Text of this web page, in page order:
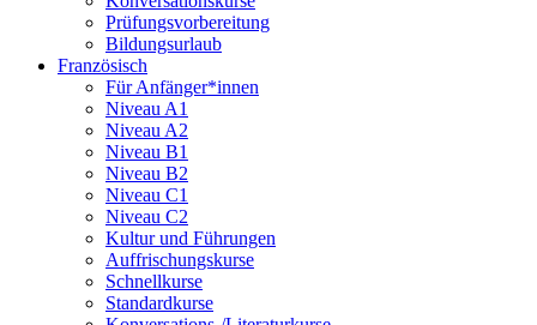
Prüfungsvorbereitung
Bildungsurlaub
Französisch
Für Anfänger*innen
Niveau A1
Niveau A2
Niveau B1
Niveau B2
Niveau C1
Niveau C2
Kultur und Führungen
Auffrischungskurse
Schnellkurse
Standardkurse